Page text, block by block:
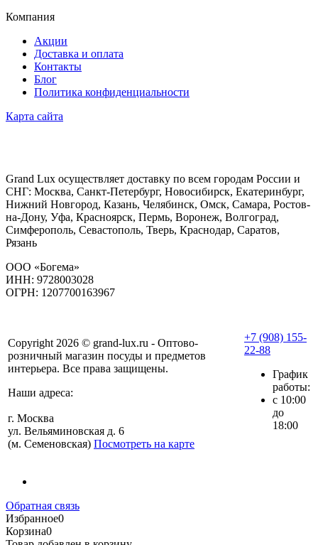
Компания
Акции
Доставка и оплата
Контакты
Блог
Политика конфиденциальности
Карта сайта
Grand Lux осуществляет доставку по всем городам России и
СНГ: Москва, Санкт-Петербург, Новосибирск, Екатеринбург,
Нижний Новгород, Казань, Челябинск, Омск, Самара, Ростов-
на-Дону, Уфа, Красноярск, Пермь, Воронеж, Волгоград,
Симферополь, Севастополь, Тверь, Краснодар, Саратов,
Рязань
ООО «Богема»
ИНН: 9728003028
ОГРН: 1207700163967
Copyright 2026 © grand-lux.ru - Оптово-
розничный магазин посуды и предметов
интерьера. Все права защищены.
Наши адреса:
г. Москва
ул. Вельяминовская д. 6
(м. Семеновская) Посмотреть на карте
+7 (908) 155-
22-88
График
работы:
с 10:00
до
18:00
Обратная связь
Избранное0
Корзина0